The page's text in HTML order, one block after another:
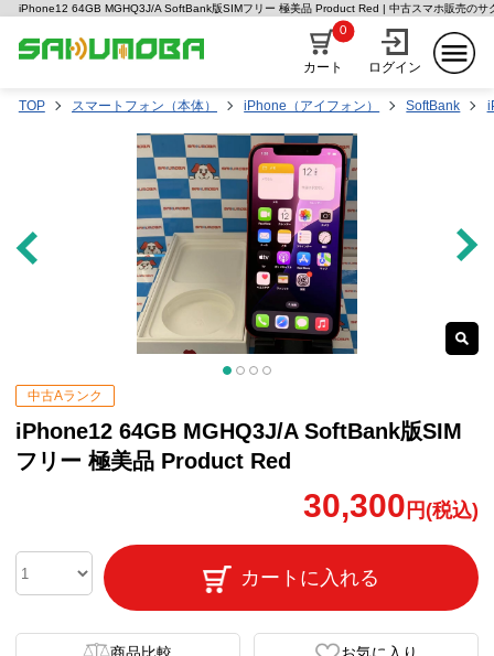
iPhone12 64GB MGHQ3J/A SoftBank版SIMフリー 極美品 Product Red | 中古スマホ販売のサ
カート
0
ログイン
TOP スマートフォン（本体） iPhone（アイフォン） SoftBank
中古Aランク
iPhone12 64GB MGHQ3J/A SoftBank版SIM
フリー 極美品 Product Red
30,300 円(税込)
カートに入れる
商品比較 お気に入り